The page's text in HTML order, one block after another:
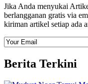
Jika Anda menyukai
berlangganan gratis via
kiriman artikel setiap ada
Berita Terkini